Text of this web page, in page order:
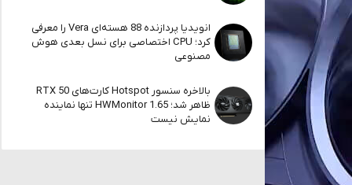
انویدیا پردازنده 88 هسته‌ای Vera را معرفی
کرد؛ CPU اختصاصی برای نسل بعدی هوش
مصنوعی
بالاخره سنسور Hotspot کارت‌های RTX 50
ظاهر شد؛ HWMonitor 1.65 تنها نماینده
نمایش نیست